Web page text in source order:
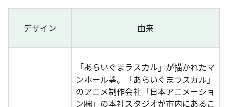
デザイン 由来
「あらいぐまラスカル」が描かれたマ
ンホール蓋。「あらいぐまラスカル」
のアニメ制作会社「日本アニメーショ
ン㈱」の本社スタジオが市内にあるこ